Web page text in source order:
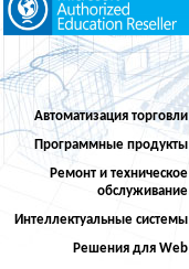
Автоматизация торговли
Программные продукты
Ремонт и техническое
обслуживание
Интеллектуальные системы
Решения для Web